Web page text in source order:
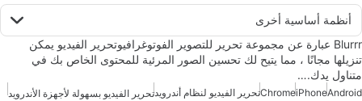
أنظمة أساسية أخرى
Blurrr عبارة عن مجموعة تحرير للتصوير الفوتوغرافيوتحرير الفيديو يمكن
تنزيلها مجانًا ، مما يتيح لك تحسين الصور المرئية للمحتوى الخاص بك في
متناول يدك.…
Android
iPhone
Chromeتحرير الفيديو لنظام أندرويدتحرير الفيديو بسهولة لأجهزة الأندرويد